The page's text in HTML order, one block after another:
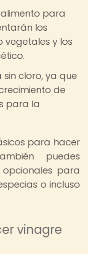
para
los
vegetales y los
cloro, ya que
de
para la
para hacer
puedes
para
o incluso
vinagre